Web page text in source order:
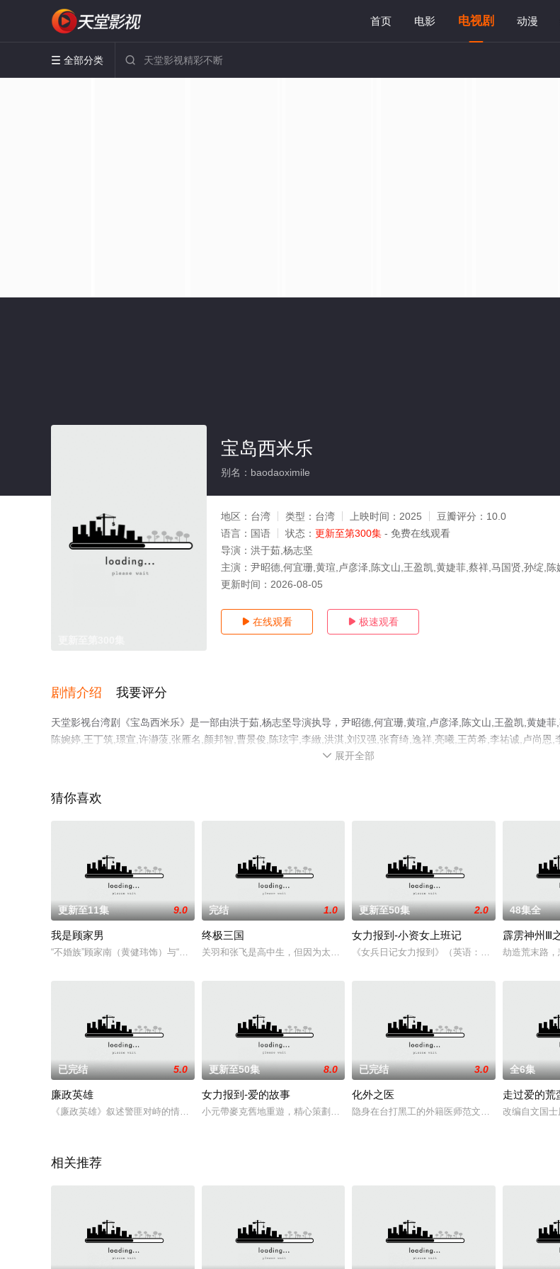
首页 电影 电视剧 动漫
 全部分类 
宝岛西米乐
别名：baodaoximile
地区： 台湾 类型： 台湾 上映时间： 2025 豆瓣评分： 10.0
语言： 国语 状态： 更新至第300集 - 免费在线观看
导演： 洪于茹,杨志坚
主演： 尹昭德,何宜珊,黄瑄,卢彦泽,陈文山,王盈凯,黄婕菲,蔡祥,马国贤,孙绽,
更新时间： 2026-08-05
 在线观看  极速观看
剧情介绍 我要评分
天堂影视台湾剧《宝岛西米乐》是一部由洪于茹,杨志坚导演执导，尹昭德,何宜珊,黄瑄,卢彦泽,陈文山,王盈凯,黄婕菲,
陈婉婷,王丁筑,璟宣,许瀞蔆,张雁名,颜邦智,曹景俊,陈玹宇,李緻,洪淇,刘汉强,张育绮,逸祥,亮曦,王芮希,李祐诚,卢尚恩,
闳,游安顺,杨子仪等演员精彩演绎的台湾电视剧，手机免费观看高清无删减完整版电视剧全集就上天堂电影网，更多
 展开全部
猜你喜欢
更新至11集 9.0
我是顾家男
“不婚族”顾家南（黄健玮饰）与“恰查某”徐双双（杨谨华饰），表面上在公司是
完结 1.0
终极三国
关羽和张飞是高中生，但因为太爱行侠仗义，所以被二十四所学校退学，号称二十四
更新至50集 2.0
女力报到-小资女上班记
《女兵日记女力报到》（英语：Girls Power），
48集全
霹雳神州Ⅲ
劫造荒末路，
已完结 5.0
廉政英雄
《廉政英雄》叙述警匪对峙的情节，该剧以检察官侦破社会重大案件的经过为主。法
更新至50集 8.0
女力报到-爱的故事
小元帶麥克舊地重遊，精心策劃了一段告白...眼看仲賢與Kelly出雙入對的
已完结 3.0
化外之医
隐身在台打黑工的外籍医师范文宁（连炳发 饰）
全6集
走过爱的荒
改编自文国士
相关推荐